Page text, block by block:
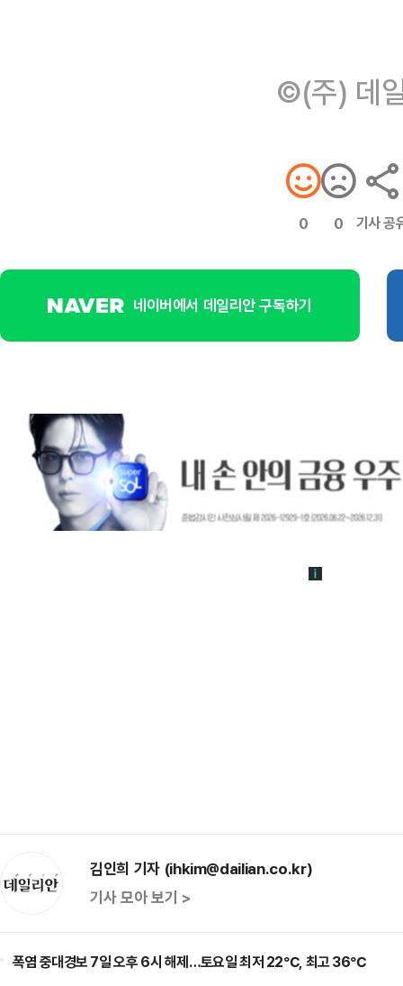
©(주) 데
0 0 기사 공
네이버에서 데일리안 구독하기
김인희 기자 (ihkim@dailian.co.kr)
기사 모아 보기 >
폭염 중대경보 7일 오후 6시 해제…토요일 최저 22℃, 최고 36℃